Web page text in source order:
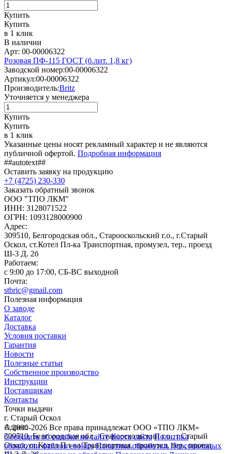
Купить
Купить
в 1 клик
В наличии
Арт: 00-00006322
Розовая ПФ-115 ГОСТ (б.лит. 1,8 кг)
Заводской номер:00-00006322
Артикул:00-00006322
Производитель:Britz
Уточняется у менеджера
Купить
Купить
в 1 клик
Указанные цены носят рекламный характер и не являются
публичной офертой. Подробная информация
##autotext##
Оставить заявку на продукцию
+7 (4725) 230-330
Заказать обратный звонок
ООО "ТПО ЛКМ"
ИНН: 3128071522
ОГРН: 1093128000900
Адрес:
309510, Белгородская обл., Старооскольский г.о., г.Старый
Оскол, ст.Котел Пл-ка Транспортная, промузел, тер., проезд
Ш-3 Д. 2б
Работаем:
c 9:00 до 17:00, СБ-ВС выходной
Почта:
stbric@gmail.com
Полезная информация
О заводе
Каталог
Доставка
Условия поставки
Гарантия
Новости
Полезные статьи
Собственное производство
Инструкции
Поставщикам
Контакты
Точки выдачи
г. Старый Оскол
Адрес:
309510, Белгородская обл., Старооскольский г.о., г.Старый
Оскол, ст.Котел Пл-ка Транспортная, промузел, тер., проезд
© 2000-2026 Все права принадлежат ООО «ТПО ЛКМ»
Сообщить об ошибке на сайте Карта сайта Политика
обработки файлов cookies Политика обработки Персональных